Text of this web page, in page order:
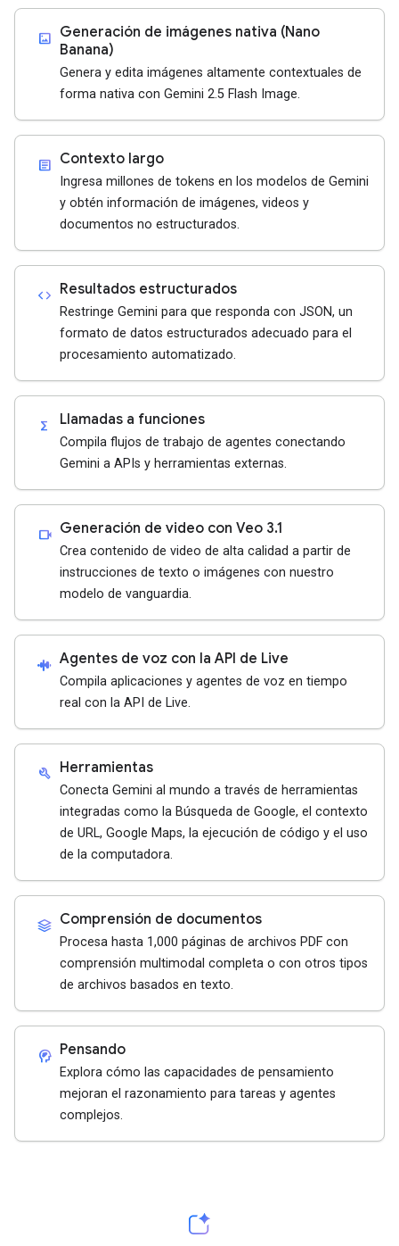
imagesmode Generación de imágenes nativa (Nano
Banana)
Genera y edita imágenes altamente contextuales de
forma nativa con Gemini 2.5 Flash Image.
article Contexto largo
Ingresa millones de tokens en los modelos de Gemini
y obtén información de imágenes, videos y
documentos no estructurados.
code Resultados estructurados
Restringe Gemini para que responda con JSON, un
formato de datos estructurados adecuado para el
procesamiento automatizado.
functions Llamadas a funciones
Compila flujos de trabajo de agentes conectando
Gemini a APIs y herramientas externas.
videocam Generación de video con Veo 3.1
Crea contenido de video de alta calidad a partir de
instrucciones de texto o imágenes con nuestro
modelo de vanguardia.
android_recorder Agentes de voz con la API de Live
Compila aplicaciones y agentes de voz en tiempo
real con la API de Live.
build Herramientas
Conecta Gemini al mundo a través de herramientas
integradas como la Búsqueda de Google, el contexto
de URL, Google Maps, la ejecución de código y el uso
de la computadora.
stacks Comprensión de documentos
Procesa hasta 1,000 páginas de archivos PDF con
comprensión multimodal completa o con otros tipos
de archivos basados en texto.
cognition_2 Pensando
Explora cómo las capacidades de pensamiento
mejoran el razonamiento para tareas y agentes
complejos.